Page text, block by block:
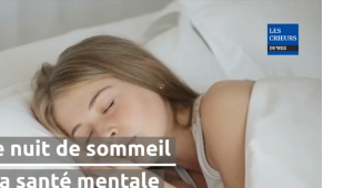
3
/
2
0
2
0